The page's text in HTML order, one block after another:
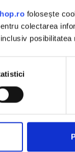
folosește
colectarea
inclusiv posibilitatea
de a
ta cu